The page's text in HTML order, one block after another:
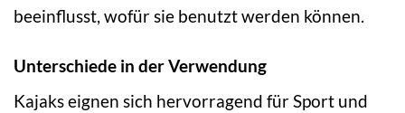
beeinflusst, wofür sie benutzt werden können.
Unterschiede in der Verwendung
Kajaks eignen sich hervorragend für Sport und